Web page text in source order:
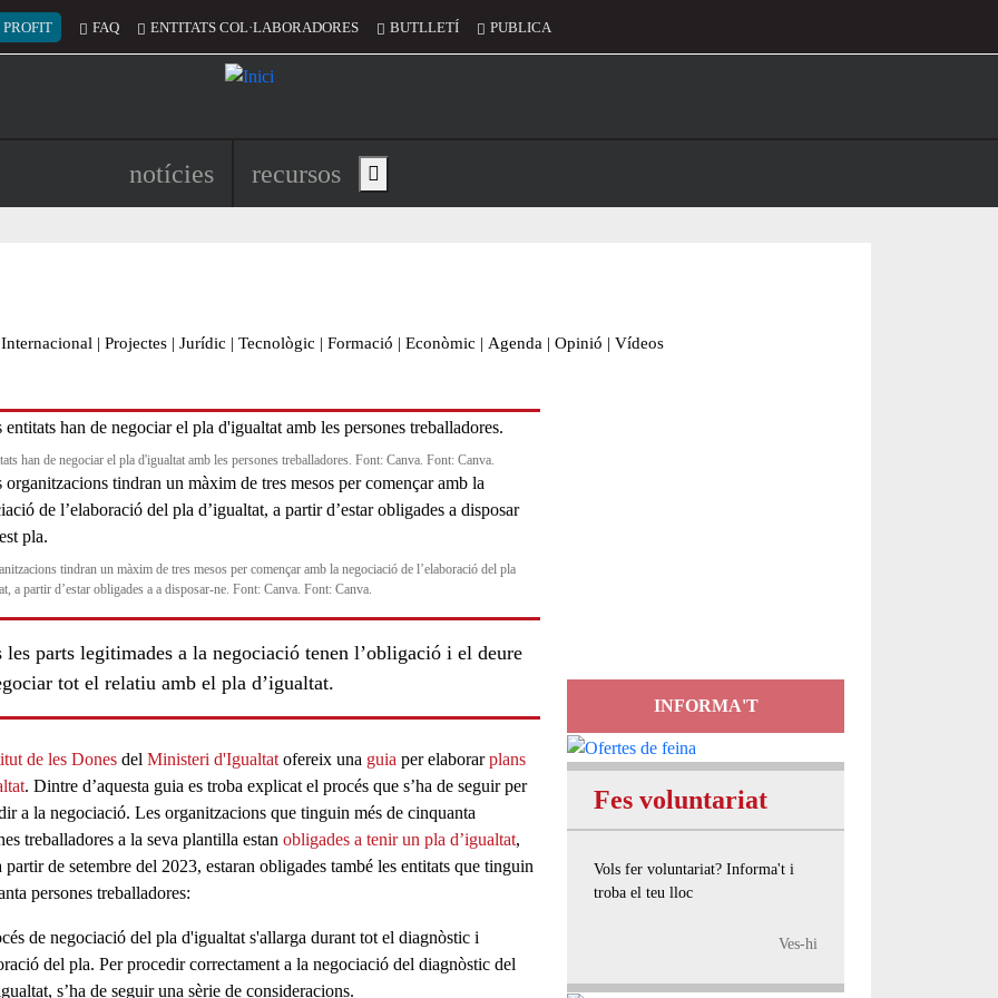
del compte d'usuari
PROFIT FAQ ENTITATS COL·LABORADORES BUTLLETÍ PUBLICA
Navegació principal de l'encapçalament
notícies recursos Show main menu
Internacional | Projectes | Jurídic | Tecnològic | Formació | Econòmic | Agenda | Opinió | Vídeos
han de negociar el pla d'igualtat amb les persones treballadores. Font: Canva. Font: Canva.
tindran un màxim de tres mesos per començar amb la negociació de l’elaboració del pla
a partir d’estar obligades a a disposar-ne. Font: Canva. Font: Canva.
les parts legitimades a la negociació tenen l’obligació i el deure
tot el relatiu amb el pla d’igualtat.
de les Donesdel Ministeri d'Igualtatofereix una guia per elaborarplans
. Dintre d’aquesta guia es troba explicat el procés que s’ha de seguir per
a la negociació. Les organitzacions que tinguin més de cinquanta
treballadores a la seva plantilla estan obligades a tenir un pla d’igualtat,
partir de setembre del 2023, estaran obligades també les entitats que tinguin
persones treballadores:
de negociació del pla d'igualtat s'allarga durant tot el diagnòstic i
del pla. Per procedir correctament a la negociació del diagnòsticdel
, s’ha de seguir una sèrie de consideracions.
INFORMA'T
Fes voluntariat
Vols fer voluntariat? Informa't i
troba el teu lloc
Ves-hi